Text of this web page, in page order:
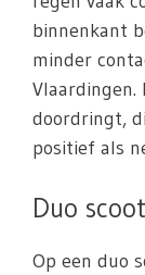
binnenkant
minder
Vlaardingen.
doordringt,
positief als
Duo
Op een duo